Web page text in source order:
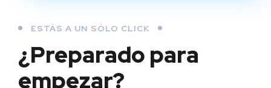
ESTÁS A UN SÓLO CLICK
¿Preparado para
empezar?